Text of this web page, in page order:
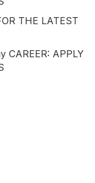
THE LATEST
CAREER: APPLY